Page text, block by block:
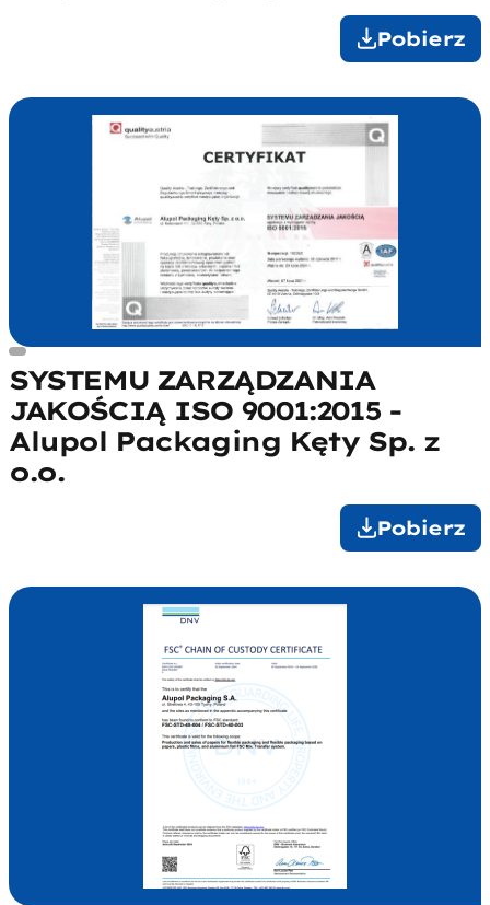
Pobierz
SYSTEMU ZARZĄDZANIA
JAKOŚCIĄ ISO 9001:2015 -
Alupol Packaging Kęty Sp. z
o.o.
Pobierz